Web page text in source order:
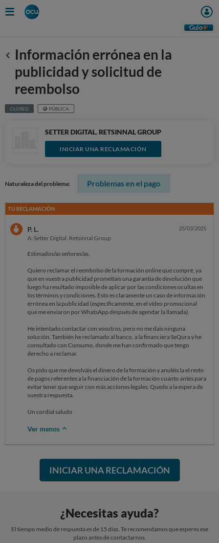
Guio
Anterior
Información errónea en la
publicidad y solicitud de
reembolso
CLOSED PÚBLICA
SETTER DIGITAL. RETSINNAL GROUP
INICIAR UNA RECLAMACIÓN
Naturaleza del problema: Problemas en el pago
TU RECLAMACIÓN
P. L.
A: Setter Digital. Retsinnal Group
25/03/2025
Estimados/as señores/as,
Quiero reclamar el reembolso de la formación online que compré, ya
que en vuestra publicidad prometíais una garantía de devolución que
luego ha resultado imposible de aplicar por las condiciones ocultas en
los términos y condiciones. Esto es claramente un caso de información
errónea en la publicidad (específicamente, en el vídeo promocional
que me enviaron por WhatsApp después de agendar la llamada).
He intentado contactar con vosotros, pero no me dais ninguna
solución. También he reclamado al banco, a la financiera SeQura y he
consultado con Consumo, donde me han confirmado que tengo
derecho a reclamar.
Os pido que me devolváis el dinero de la formación y anuléis la el resto
de pagos referentes a la financiación de la formación cuanto antes para
evitar tener que seguir con más acciones legales. Quedo a la espera de
vuestra respuesta.
Un cordial saludo
Ver menos
INICIAR UNA RECLAMACIÓN
¿Necesitas ayuda?
El tiempo medio de respuesta es de 15 días. Te recomendamos que esperes ese
plazo antes de contactarnos.